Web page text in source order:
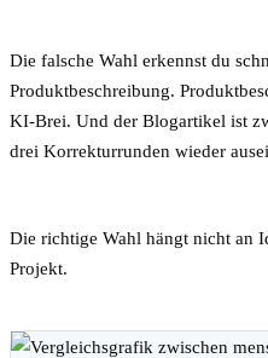
Die falsche Wahl erkennst du
Produktbeschreibung.
KI-Brei. Und der Blogartikel ist
drei Korrekturrunden wieder
Die richtige Wahl hängt nicht an
Projekt.